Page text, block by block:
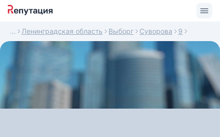
Ленинградская область Выборг Суворова 9